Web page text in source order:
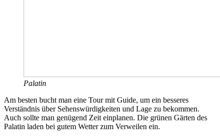
Palatin
Am besten bucht man eine Tour mit Guide, um ein besseres
Verständnis über Sehenswürdigkeiten und Lage zu bekommen.
Auch sollte man genügend Zeit einplanen. Die grünen Gärten des
Palatin laden bei gutem Wetter zum Verweilen ein.